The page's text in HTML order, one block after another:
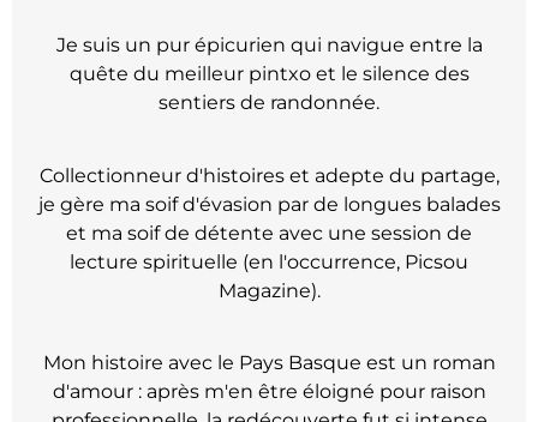
Je suis un pur épicurien qui navigue entre la
quête du meilleur pintxo et le silence des
sentiers de randonnée.
Collectionneur d'histoires et adepte du partage,
je gère ma soif d'évasion par de longues balades
et ma soif de détente avec une session de
lecture spirituelle (en l'occurrence, Picsou
Magazine).
Mon histoire avec le Pays Basque est un roman
d'amour : après m'en être éloigné pour raison